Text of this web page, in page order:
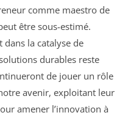
comme maestro de
être sous-estimé.
dans la catalyse de
durables reste
de jouer un rôle
avenir, exploitant leur
amener l’innovation à